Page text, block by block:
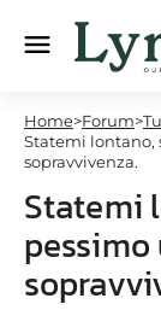
menu
Home>Forum>
Statemi lontano,
sopravvivenza.
Statemi
pessimo